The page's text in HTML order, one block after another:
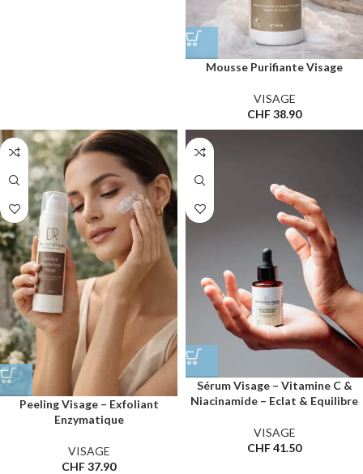
Mousse Purifiante Visage
VISAGE
CHF38.90
Peeling Visage – Exfoliant
Enzymatique
VISAGE
CHF37.90
Sérum Visage – Vitamine C &
Niacinamide – Eclat & Equilibre
VISAGE
CHF41.50